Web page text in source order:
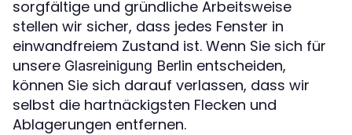
sorgfältige und gründliche Arbeitsweise
stellen wir sicher, dass jedes Fenster in
einwandfreiem Zustand ist. Wenn Sie sich für
unsere Glasreinigung Berlin entscheiden,
können Sie sich darauf verlassen, dass wir
selbst die hartnäckigsten Flecken und
Ablagerungen entfernen.